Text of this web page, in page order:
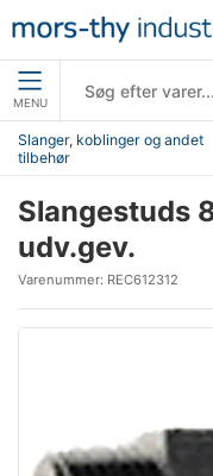
MENU
Slanger, koblinger og andet
tilbehør
Slangestuds
udv.gev.
Varenummer: REC612312